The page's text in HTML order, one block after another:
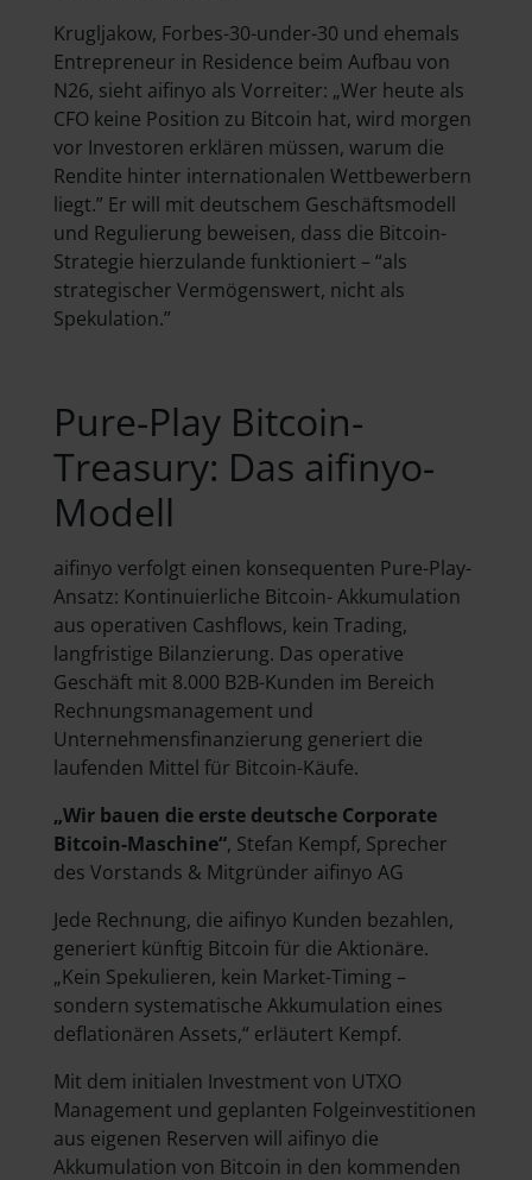
Krugljakow, Forbes-30-under-30 und ehemals
Entrepreneur in Residence beim Aufbau von
N26, sieht aifinyo als Vorreiter: „Wer heute als
CFO keine Position zu Bitcoin hat, wird morgen
vor Investoren erklären müssen, warum die
Rendite hinter internationalen Wettbewerbern
liegt.” Er will mit deutschem Geschäftsmodell
und Regulierung beweisen, dass die Bitcoin-
Strategie hierzulande funktioniert – “als
strategischer Vermögenswert, nicht als
Spekulation.”
Pure-Play Bitcoin-
Treasury: Das aifinyo-
Modell
aifinyo verfolgt einen konsequenten Pure-Play-
Ansatz: Kontinuierliche Bitcoin- Akkumulation
aus operativen Cashflows, kein Trading,
langfristige Bilanzierung. Das operative
Geschäft mit 8.000 B2B-Kunden im Bereich
Rechnungsmanagement und
Unternehmensfinanzierung generiert die
laufenden Mittel für Bitcoin-Käufe.
„Wir bauen die erste deutsche Corporate
Bitcoin-Maschine“, Stefan Kempf, Sprecher
des Vorstands & Mitgründer aifinyo AG
Jede Rechnung, die aifinyo Kunden bezahlen,
generiert künftig Bitcoin für die Aktionäre.
„Kein Spekulieren, kein Market-Timing –
sondern systematische Akkumulation eines
deflationären Assets,“ erläutert Kempf.
Mit dem initialen Investment von UTXO
Management und geplanten Folgeinvestitionen
aus eigenen Reserven will aifinyo die
Akkumulation von Bitcoin in den kommenden